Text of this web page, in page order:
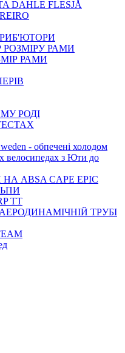
DAHLE FLESJÅ
РОЗМIРУ РАМИ
РАМИ
РОДI
- обпечені холодом
велосипедах з Юти до
ABSA CAPE EPIC
TT
ТРУБІ